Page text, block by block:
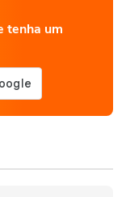
tenha um